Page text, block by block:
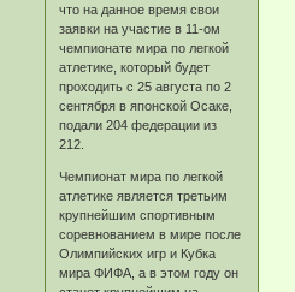
что на данное время свои
заявки на участие в 11-ом
чемпионате мира по легкой
атлетике, который будет
проходить с 25 августа по 2
сентября в японской Осаке,
подали 204 федерации из
212.
Чемпионат мира по легкой
атлетике является третьим
крупнейшим спортивным
соревнованием в мире после
Олимпийских игр и Кубка
мира ФИФА, а в этом году он